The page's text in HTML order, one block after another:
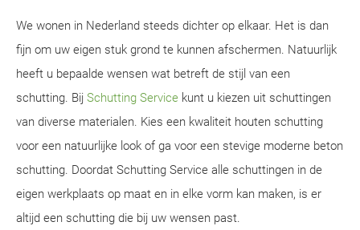
We wonen in Nederland steeds dichter op elkaar. Het is dan
fijn om uw eigen stuk grond te kunnen afschermen. Natuurlijk
heeft u bepaalde wensen wat betreft de stijl van een
schutting. Bij Schutting Service kunt u kiezen uit schuttingen
van diverse materialen. Kies een kwaliteit houten schutting
voor een natuurlijke look of ga voor een stevige moderne beton
schutting. Doordat Schutting Service alle schuttingen in de
eigen werkplaats op maat en in elke vorm kan maken, is er
altijd een schutting die bij uw wensen past.